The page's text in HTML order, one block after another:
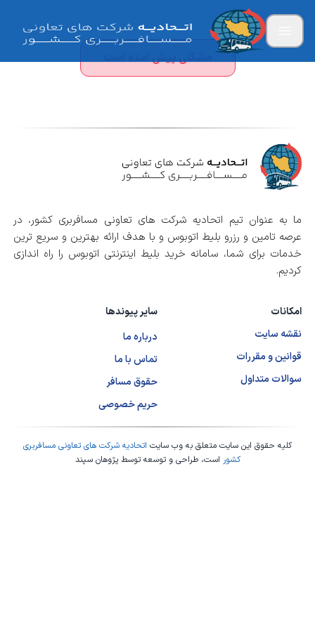
مشکلی پیش آمده است
ما به عنوان تیم اتحادیه شرکت های تعاونی مسافربری کشور، در
عرصه تامین و رزرو بلیط اتوبوس و با هدف ارائه بهترین و سریع ترین
خدمات برای شما، سامانه خرید بلیط اینترنتی اتوبوس را راه اندازی
کردیم.
امکانات
نقشه سایت
قوانین و مقررات
سوالات متداول
سایر پیوندها
درباره ما
تماس با ما
حقوق مسافر
حریم خصوصی
کلیه حقوق این سایت متعلق به وب سایت اتحادیه شرکت های تعاونی مسافربری
کشور است، طراحی و توسعه توسطپژوهان سپند